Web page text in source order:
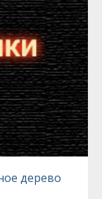
дерево